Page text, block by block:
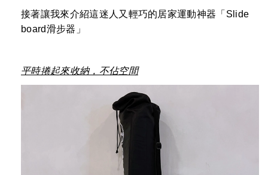
接著讓我來介紹這迷人又輕巧的居家運動神器「Slide
board滑步器」
平時捲起來收納，不佔空間